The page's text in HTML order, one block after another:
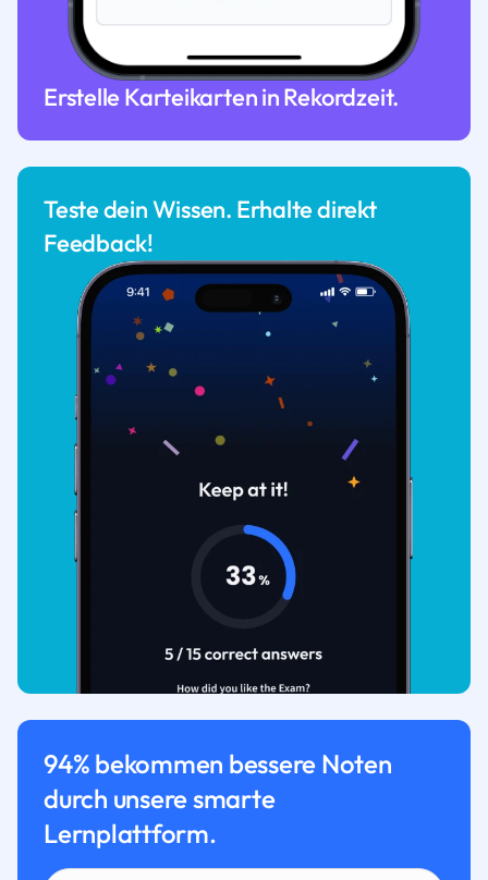
Erstelle Karteikarten in Rekordzeit.
Teste dein Wissen. Erhalte direkt
Feedback!
94% bekommen bessere Noten
durch unsere smarte
Lernplattform.